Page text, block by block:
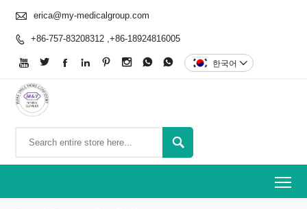
 erica@my-medicalgroup.com
 +86-757-83208312 ,+86-18924816005
        한국어 
